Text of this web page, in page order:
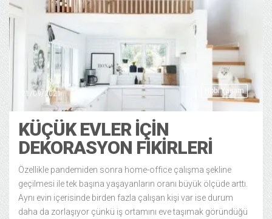
Hobi Yaşam
21/09/2021
KÜÇÜK EVLER İÇİN
DEKORASYON FİKİRLERİ
Özellikle pandemiden sonra home-office çalışma şekline
geçilmesi ile tek başına yaşayanların oranı büyük ölçüde arttı.
Aynı evin içerisinde birden fazla çalışan kişi var ise durum
daha da zorlaşıyor çünkü iş ortamını eve taşımak göründüğü